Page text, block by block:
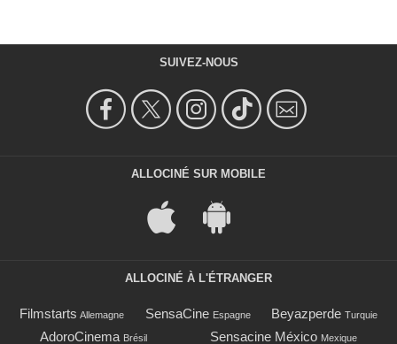
SUIVEZ-NOUS
ALLOCINÉ SUR MOBILE
ALLOCINÉ À L'ÉTRANGER
Filmstarts Allemagne SensaCine Espagne Beyazperde Turquie
AdoroCinema Brésil Sensacine México Mexique